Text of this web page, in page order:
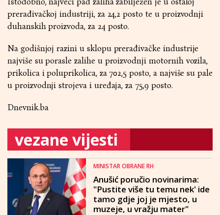
prerađivačkoj industriji, za 24,2 posto te u proizvodnji
duhanskih proizvoda, za 24 posto.
Na godišnjoj razini u sklopu prerađivačke industrije
najviše su porasle zalihe u proizvodnji motornih vozila,
prikolica i poluprikolica, za 702,5 posto, a najviše su pale
u proizvodnji strojeva i uređaja, za 75,9 posto.
Dnevnik.ba
vezane vijesti
MINISTAR OBRANE RH
Anušić poručio novinarima:
"Pustite više tu temu nek' ide
tamo gdje joj je mjesto, u
muzeje, u vražju mater"